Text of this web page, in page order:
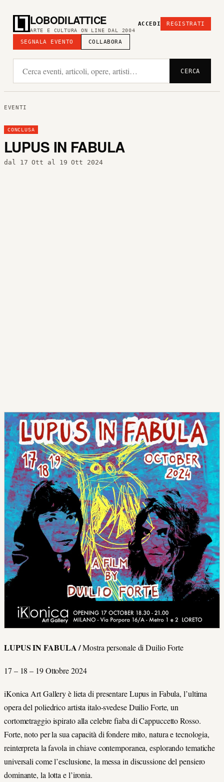
LOBODILATTICE
ARTE E CULTURA ON LINE DAL 2004
SEGNALA EVENTO COLLABORA
ACCEDI REGISTRATI
CERCA
EVENTI
CONCLUSA
LUPUS IN FABULA
dal 17 Ott al 19 Ott 2024
LUPUS IN FABULA /Mostra personale di Duilio Forte
17 – 18 – 19 Ottobre 2024
iKonica Art Gallery è lieta di presentare Lupus in Fabula, l’ultima
opera del poliedrico artista italo-svedese Duilio Forte, un
cortometraggio ispirato alla celebre fiaba di Cappuccetto Rosso.
Forte, noto per la sua capacità di fondere mito, natura e tecnologia,
reinterpreta la favola in chiave contemporanea, esplorando tematiche
universali come l’esclusione, la messa in discussione del pensiero
dominante, la lotta e l’ironia.